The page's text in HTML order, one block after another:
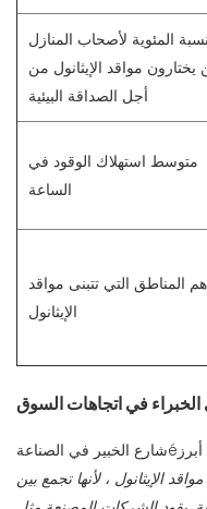
المئوية لأصحاب المنازل
يختارون مواقد الإيثانول من
أجل الصداقة البيئية
متوسط ​​استهلاك الوقود في
الساعة
المناطق التي تتبنى مواقد
الإيثانول
الخبراء في اتجاهات السوق
الإيثانول ، لأنها تجمع بين